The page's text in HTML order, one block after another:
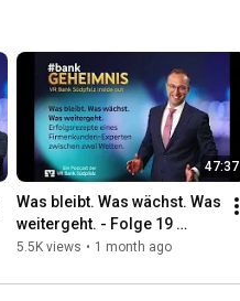
47:37
Was bleibt. Was wächst. Was
weitergeht. - Folge 19
#bankGEHEIMNIS - VR Bank
5.5K views • 1 month ago